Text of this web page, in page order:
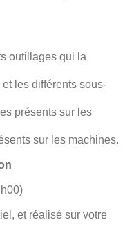
outillages qui la
les différents sous-
présents sur les
sur les machines.
et réalisé sur votre